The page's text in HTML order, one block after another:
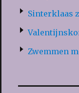
Sinterklaas
Zwemmen